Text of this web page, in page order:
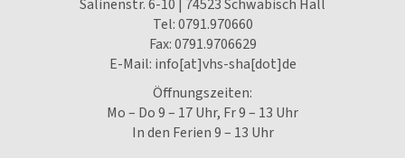
Salinenstr. 6-10 | 74523 Schwäbisch Hall
Tel:0791.970660
Fax: 0791.9706629
E-Mail: info[at]vhs-sha[dot]de
Öffnungszeiten:
Mo – Do 9 – 17 Uhr, Fr 9 – 13 Uhr
In den Ferien 9 – 13 Uhr